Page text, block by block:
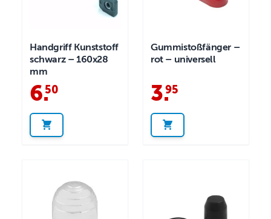
Handgriff Kunststoff
schwarz – 160x28
mm
6.
50
Gummistoßfänger –
rot – universell
3.
95